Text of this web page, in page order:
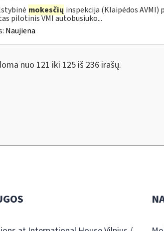
mokesčių inspekcija (Klaipėdos AVMI)
pilotinis VMI autobusiuko...
Naujiena
nuo 121 iki 125 iš 236 irašų.